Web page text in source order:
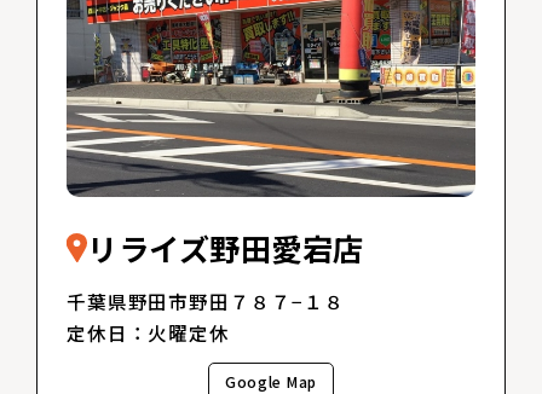
リライズ野田愛宕店
千葉県野田市野田７８７−１８
定休日：火曜定休
Google Map